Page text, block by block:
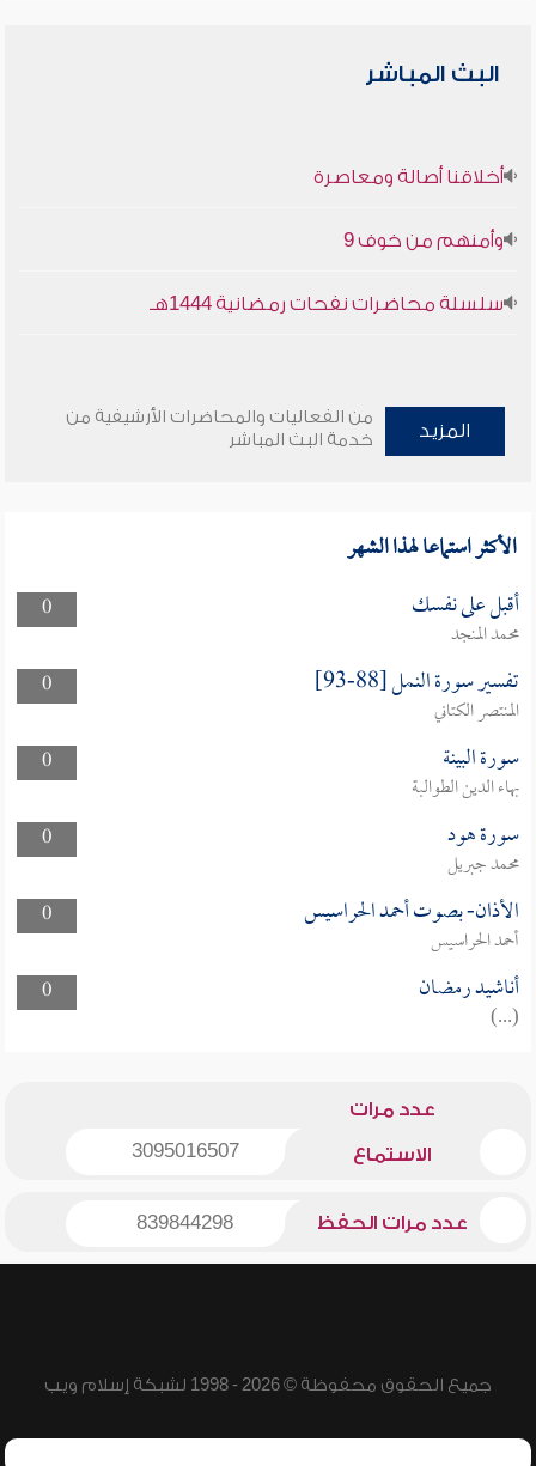
البث المباشر
أخلاقنا أصالة ومعاصرة
وأمنهم من خوف 9
سلسلة محاضرات نفحات رمضانية 1444هـ
المزيد
من الفعاليات والمحاضرات الأرشيفية من
خدمة البث المباشر
الأكثر استماعا لهذا الشهر
0 أقبل على نفسك
محمد المنجد
0
تفسير سورة النمل [88-93]
المنتصر الكتاني
0
سورة البينة
بهاء الدين الطوالبة
0
سورة هود
محمد جبريل
0
الأذان- بصوت أحمد الحراسيس
أحمد الحراسيس
0
أناشيد رمضان
(...)
عدد مرات
الاستماع 3095016507
عدد مرات الحفظ 839844298
جميع الحقوق محفوظة © 2026 - 1998 لشبكة إسلام ويب